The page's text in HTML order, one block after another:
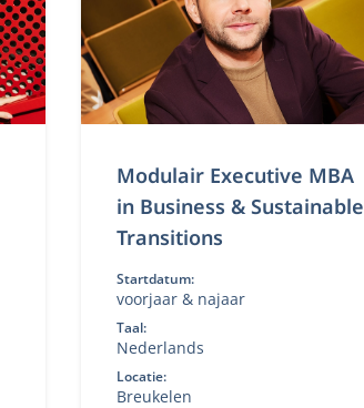
Modulair Executive MBA
in Business & Sustainable
Transitions
Startdatum:
voorjaar & najaar
Taal:
Nederlands
Locatie:
Breukelen